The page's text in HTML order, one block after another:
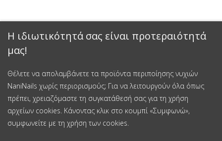
Η ιδιωτικότητά σας είναι προτεραιότητά
μας!
Θέλετε να απολαμβάνετε τα προϊόντα περιποίησης νυχιών
NaniNails χωρίς περιορισμούς; Για να λειτουργούν όλα όπως
πρέπει, χρειαζόμαστε τη συγκατάθεσή σας για τη χρήση
αρχείων cookies. Κάνοντας κλικ στο κουμπί «Συμφωνώ»,
συμφωνείτε με τη χρήση των cookies.